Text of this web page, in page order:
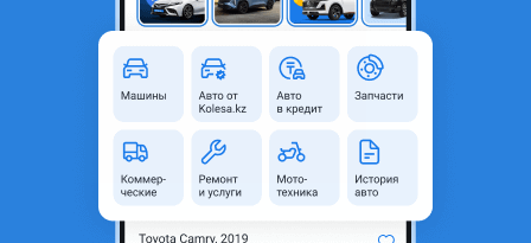
Алматы, Алматинская
область
Новая
Оригинальность
Оригинал
Возможна рассрочка или